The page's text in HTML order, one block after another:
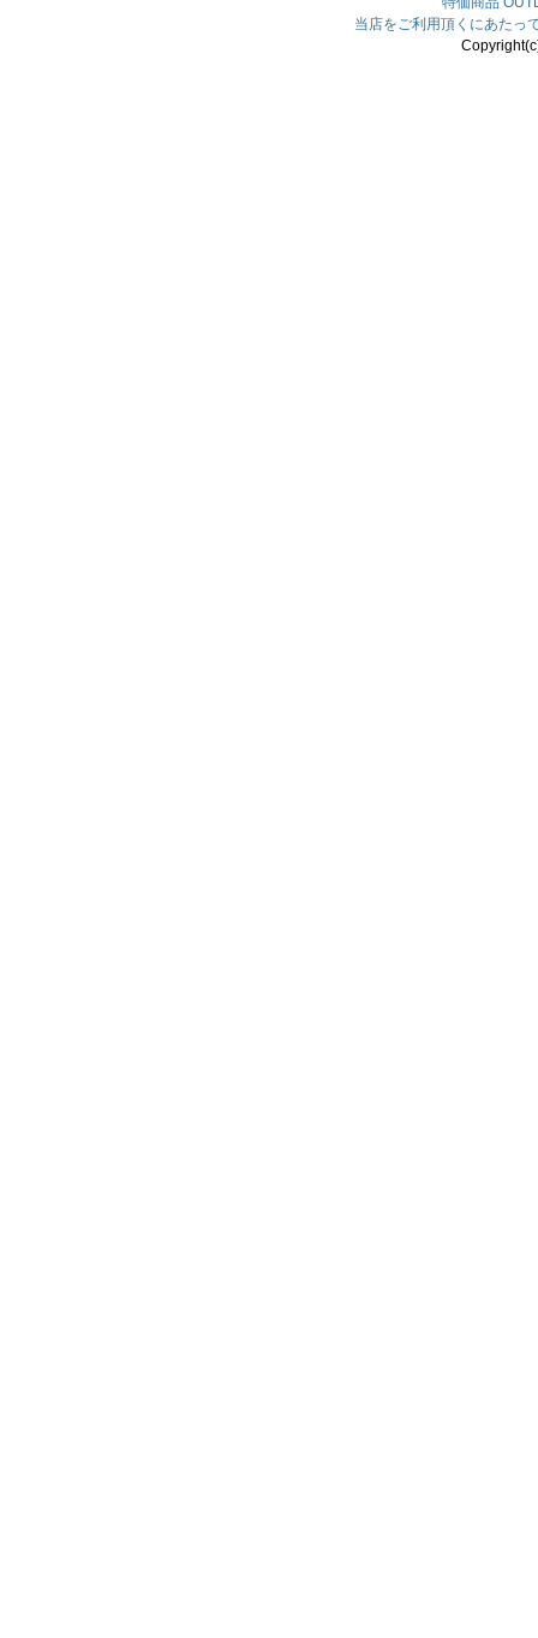
当店をご利用頂くにあたっ